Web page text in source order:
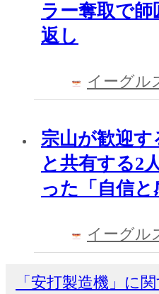
ラー奪取で
返し
イーグル
宗山が歓迎
と共有する2
った「自信と
イーグル
「安打製造機」に